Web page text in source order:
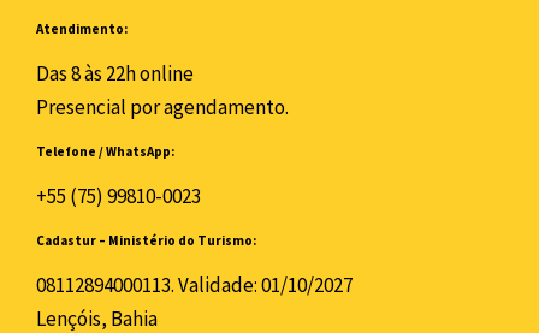
Atendimento:
Das 8 às 22h online
Presencial por agendamento.
Telefone / WhatsApp:
+55 (75) 99810-0023
Cadastur – Ministério do Turismo:
08112894000113. Validade: 01/10/2027
Lençóis, Bahia